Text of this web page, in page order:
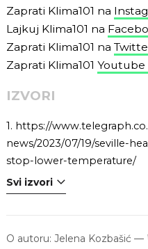
Zaprati Klima101 na
Lajkuj Klima101 na
Zaprati Klima101 na
Zaprati Klima101 Youtube
IZVORI
1. https://
news/2023/07/19/seville-
stop-lower-temperature/
Svi izvori
O autoru: Jelena Kozbašić —